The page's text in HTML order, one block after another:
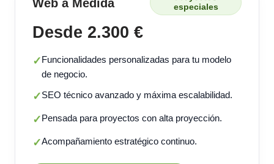
Web a Medida
especiales
Desde 2.300 €
✓Funcionalidades personalizadas para tu modelo
de negocio.
✓SEO técnico avanzado y máxima escalabilidad.
✓Pensada para proyectos con alta proyección.
✓Acompañamiento estratégico continuo.